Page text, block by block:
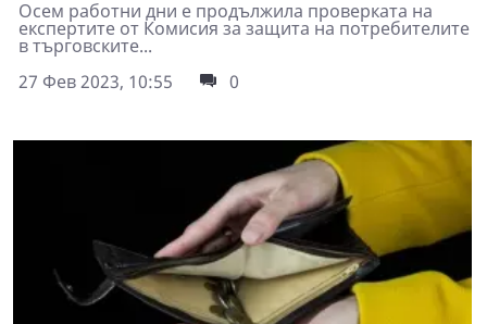
Осем работни дни е продължила проверката на
експертите от Комисия за защита на потребителите
в търговските...
27 Фев 2023, 10:55
0